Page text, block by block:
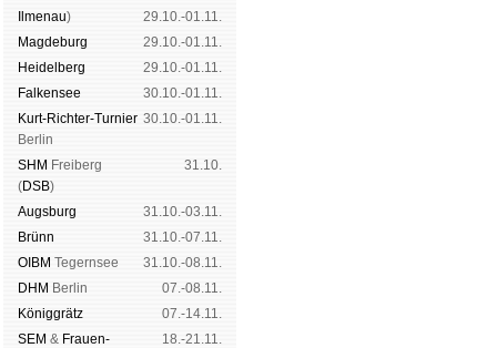
Il­me­nau)
29.10.-01.11.
Mag­de­burg
29.10.-01.11.
Hei­del­berg
29.10.-01.11.
Fal­ken­see
30.10.-01.11.
Kurt-Rich­ter-Tur­nier
Ber­lin
30.10.-01.11.
SHM Frei­berg
(DSB)
31.10.
Augs­burg
31.10.-03.11.
Brünn
31.10.-07.11.
OIBM Tegern­see
31.10.-08.11.
DHM Ber­lin
07.-08.11.
König­grätz
07.-14.11.
SEM & Frauen-
18.-21.11.